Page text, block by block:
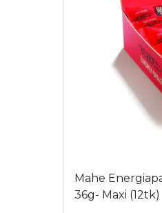
Mahe
36g- Maxi (12tk)